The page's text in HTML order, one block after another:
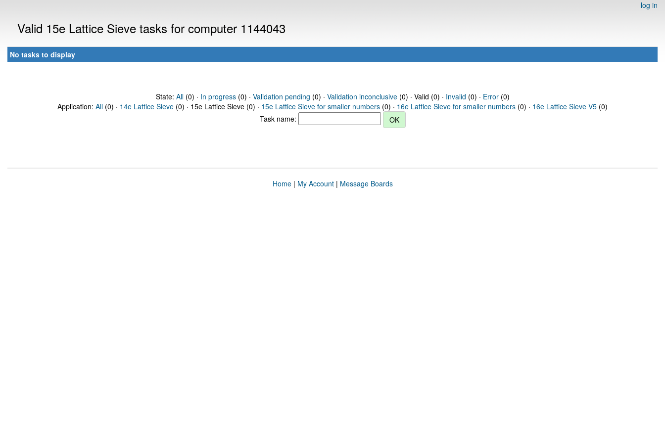
log in
Valid 15e Lattice Sieve tasks for computer 1144043
No tasks to display
State: All(0) · In progress(0) · Validation pending (0) · Validation inconclusive(0) · Valid (0) · Invalid (0) · Error(0)
Application: All (0) · 14e Lattice Sieve (0) · 15e Lattice Sieve (0) · 15e Lattice Sieve for smaller numbers (0) · 16e Lattice Sieve for smaller numbers (0) · 16e Lattice Sieve V5 (0)
Task name:
Home| My Account| Message Boards